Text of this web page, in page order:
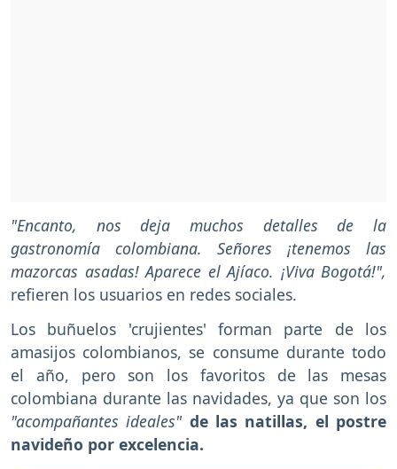
"Encanto, nos deja muchos detalles de la
gastronomía colombiana. Señores ¡tenemos las
mazorcas asadas! Aparece el Ajíaco. ¡Viva Bogotá!",
refieren los usuarios en redes sociales.
Los buñuelos 'crujientes' forman parte de los
amasijos colombianos, se consume durante todo
el año, pero son los favoritos de las mesas
colombiana durante las navidades, ya que son los
"acompañantes ideales" de las natillas, el postre
navideño por excelencia.